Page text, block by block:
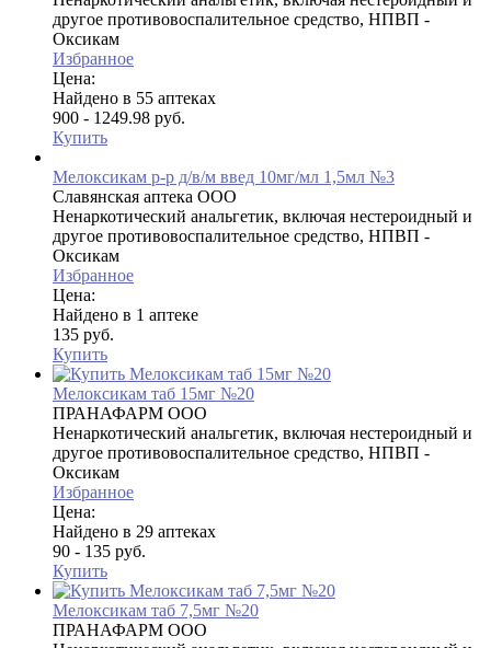
другое противовоспалительное средство, НПВП -
Оксикам
Избранное
Цена:
Найдено в 55 аптеках
900 - 1249.98 руб.
Купить
Мелоксикам р-р д/в/м введ 10мг/мл 1,5мл №3
Славянская аптека ООО
Ненаркотический анальгетик, включая нестероидный и
другое противовоспалительное средство, НПВП -
Оксикам
Избранное
Цена:
Найдено в 1 аптеке
135 руб.
Купить
Мелоксикам таб 15мг №20
ПРАНАФАРМ ООО
Ненаркотический анальгетик, включая нестероидный и
другое противовоспалительное средство, НПВП -
Оксикам
Избранное
Цена:
Найдено в 29 аптеках
90 - 135 руб.
Купить
Мелоксикам таб 7,5мг №20
ПРАНАФАРМ ООО